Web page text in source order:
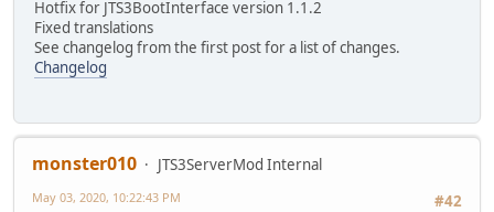
Hotfix for JTS3BootInterface version 1.1.2
Fixed translations
See changelog from the first post for a list of changes.
Changelog
monster010
JTS3ServerMod Internal
#42
May 03, 2020, 10:22:43 PM